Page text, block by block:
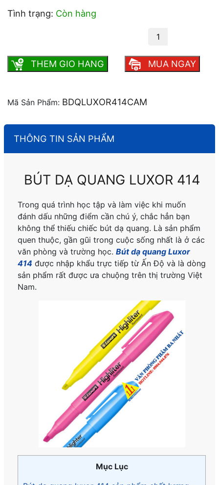
Tình trạng: Còn hàng
THEM GIO HANG MUA NGAY
Mã Sản Phẩm: BDQLUXOR414CAM
THÔNG TIN SẢN PHẨM
BÚT DẠ QUANG LUXOR 414
Trong quá trình học tập và làm việc khi muốn
đánh dấu những điểm cần chú ý, chắc hẳn bạn
không thể thiếu chiếc bút dạ quang. Là sản phẩm
quen thuộc, gần gũi trong cuộc sống nhất là ở các
văn phòng và trường học.Bút dạ quang Luxor
414 được nhập khẩu trực tiếp từ Ấn Độ và là dòng
sản phẩm rất được ưa chuộng trên thị trường Việt
Nam.
Mục Lục